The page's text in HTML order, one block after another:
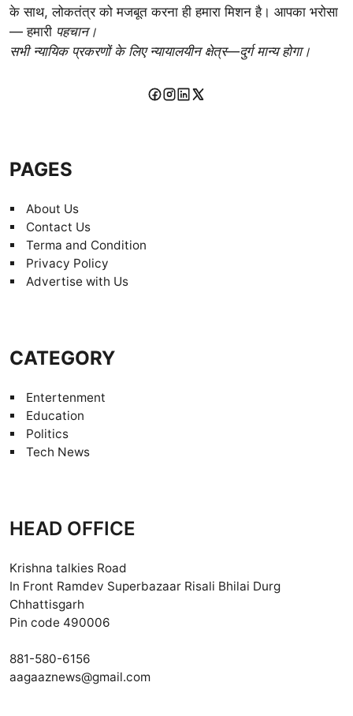
के साथ, लोकतंत्र को मजबूत करना ही हमारा मिशन है। आपका भरोसा
— हमारी पहचान।
सभी न्यायिक प्रकरणों के लिए न्यायालयीन क्षेत्र—दुर्ग मान्य होगा।
PAGES
About Us
Contact Us
Terma and Condition
Privacy Policy
Advertise with Us
CATEGORY
Entertenment
Education
Politics
Tech News
HEAD OFFICE
Krishna talkies Road
In Front Ramdev Superbazaar Risali Bhilai Durg
Chhattisgarh
Pin code 490006
881-580-6156
aagaaznews@gmail.com